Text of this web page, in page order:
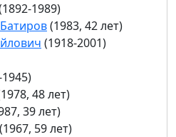
1989)
(1983, 42 лет)
(1918-2001)
48 лет)
39 лет)
(1967, 59 лет)